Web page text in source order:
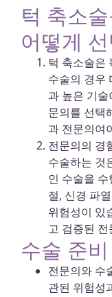
턱 축소
어떻게
턱 축소술은
수술의 경우
과 높은 기
문의를 선택
과 전문의여
전문의의 경
수술하는 것
인 수술을
절, 신경 파
위험성이 있
고 검증된
수술 준
전문의와 수
관된 위험성